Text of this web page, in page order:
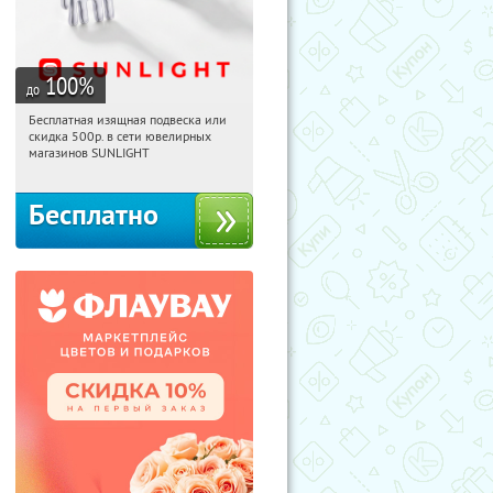
до 100%
01:40:05 Получили:
Россия
Бесплатная изящная подвеска или
скидка 500р. в сети ювелирных
магазинов SUNLIGHT
Бесплатно